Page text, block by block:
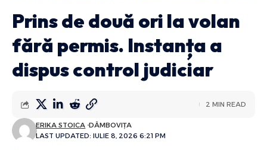
Prins de două ori la volan
fără permis. Instanța a
dispus control judiciar
LAST UPDATED: IULIE 8, 2026 6:21 PM
ERIKA STOICA DÂMBOVIȚA
2 MIN READ